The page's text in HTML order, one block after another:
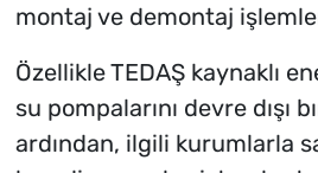
montaj ve demontaj
Özellikle TEDAŞ kaynaklı
su pompalarını devre dışı
ardından, ilgili kurumlarla